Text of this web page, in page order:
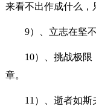
来看不出作成什么
9）、立志在坚
10）、挑战极
章。
11）、逝者如